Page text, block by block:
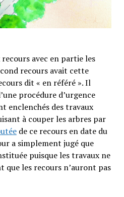
recours avec en partie les
recours avait cette
dit « en référé ». Il
procédure d’urgence
enclenchés des travaux
à couper les arbres par
de ce recours en date du
a simplement jugé que
puisque les travaux ne
que les recours n’auront pas